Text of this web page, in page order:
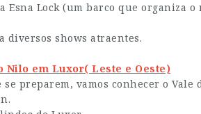
Esna Lock (um barco que organiza
diversos shows atraentes.
Nilo em Luxor( Leste e Oeste)
preparem, vamos conhecer o Vale